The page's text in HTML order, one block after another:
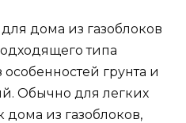
дома из газоблоков
типа
грунта и
Обычно для легких
дома из газоблоков,